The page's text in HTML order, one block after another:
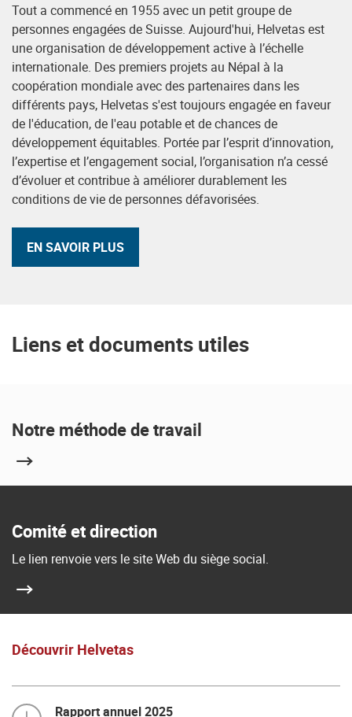
Tout a commencé en 1955 avec un petit groupe de
personnes engagées de Suisse. Aujourd'hui, Helvetas est
une organisation de développement active à l’échelle
internationale. Des premiers projets au Népal à la
coopération mondiale avec des partenaires dans les
différents pays, Helvetas s'est toujours engagée en faveur
de l'éducation, de l'eau potable et de chances de
développement équitables. Portée par l’esprit d’innovation,
l’expertise et l’engagement social, l’organisation n’a cessé
d’évoluer et contribue à améliorer durablement les
conditions de vie de personnes défavorisées.
EN SAVOIR PLUS
Liens et documents utiles
Notre méthode de travail
Comité et direction
Le lien renvoie vers le site Web du siège social.
Découvrir Helvetas
Rapport annuel 2025